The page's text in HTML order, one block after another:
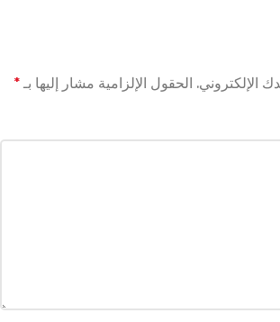
الإلكتروني. الحقول الإلزامية مشار إليها بـ *